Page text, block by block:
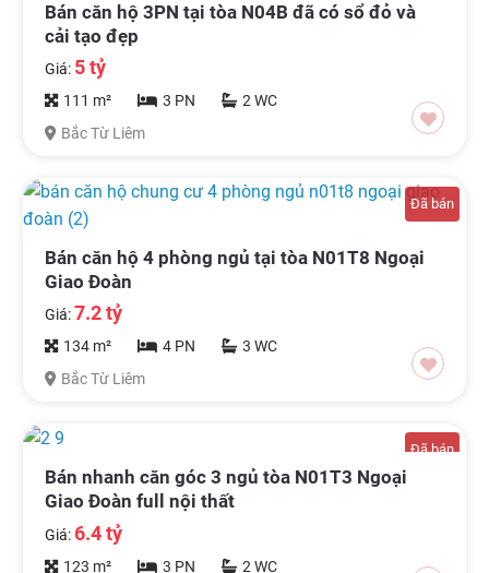
Bán căn hộ 3PN tại tòa N04B đã có sổ đỏ và
cải tạo đẹp
Giá: 5 tỷ
111 m² 3 PN
2 WC
Bắc Từ Liêm
Đã bán
Bán căn hộ 4 phòng ngủ tại tòa N01T8 Ngoại
Giao Đoàn
Giá:7.2 tỷ
134 m² 4 PN
3 WC
Bắc Từ Liêm
Đã bán
Bán nhanh căn góc 3 ngủ tòa N01T3 Ngoại
Giao Đoàn full nội thất
Giá:6.4 tỷ
123 m² 3 PN 2 WC